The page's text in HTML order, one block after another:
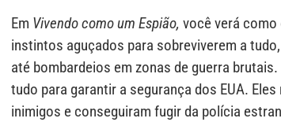
Em Vivendo como um Espião, você verá como
instintos aguçados para sobreviverem a
até bombardeios em zonas de guerra
tudo para garantir a segurança dos EUA.
inimigos e conseguiram fugir da polícia